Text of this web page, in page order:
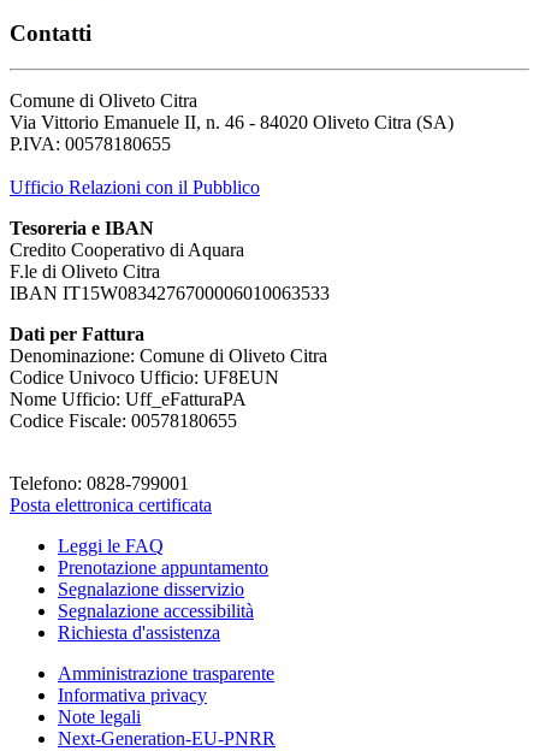
Contatti
Comune di Oliveto Citra
Via Vittorio Emanuele II, n. 46 - 84020 Oliveto Citra (SA)
P.IVA: 00578180655
Ufficio Relazioni con il Pubblico
Tesoreria e IBAN
Credito Cooperativo di Aquara
F.le di Oliveto Citra
IBAN IT15W0834276700006010063533
Dati per Fattura
Denominazione: Comune di Oliveto Citra
Codice Univoco Ufficio: UF8EUN
Nome Ufficio: Uff_eFatturaPA
Codice Fiscale: 00578180655
Telefono: 0828-799001
Posta elettronica certificata
Leggi le FAQ
Prenotazione appuntamento
Segnalazione disservizio
Segnalazione accessibilità
Richiesta d'assistenza
Amministrazione trasparente
Informativa privacy
Note legali
Next-Generation-EU-PNRR